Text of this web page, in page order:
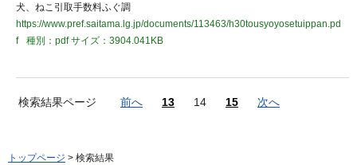
犬、ねこ引取手数料ふぐ調
https://www.pref.saitama.lg.jp/documents/113463/h30tousyoyosetuippan.pd
f
種別：pdfサイズ：3904.041KB
検索結果ページ 前へ 13 14 15 次へ
トップページ > 検索結果